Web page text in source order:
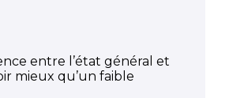
entre l’état général et
mieux qu’un faible